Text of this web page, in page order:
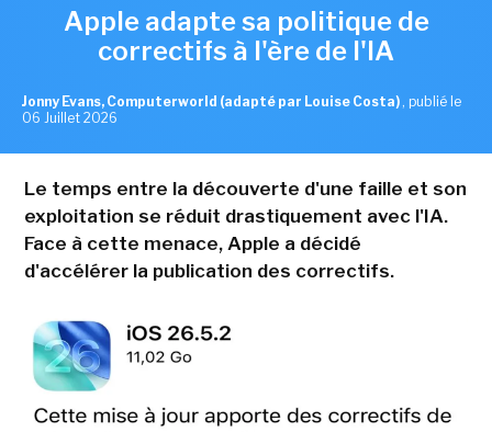
Apple adapte sa politique de
correctifs à l'ère de l'IA
Jonny Evans, Computerworld (adapté par Louise Costa) , publié le
06 Juillet 2026
Le temps entre la découverte d'une faille et son
exploitation se réduit drastiquement avec l'IA.
Face à cette menace, Apple a décidé
d'accélérer la publication des correctifs.